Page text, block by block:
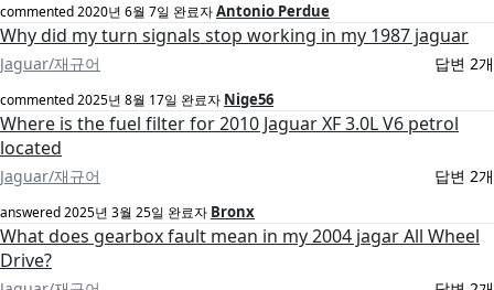
commented2020년 6월 7일 완료자Antonio Perdue
Why did my turn signals stop working in my 1987 jaguar
Jaguar/재규어 답변 2개
commented2025년 8월 17일 완료자 Nige56
Where is the fuel filter for 2010 Jaguar XF 3.0L V6 petrol
located
Jaguar/재규어 답변 2개
answered2025년 3월 25일 완료자 Bronx
What does gearbox fault mean in my 2004 jagar All Wheel
Drive?